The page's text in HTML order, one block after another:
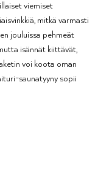
viemiset
mitkä varmasti
jouluissa pehmeät
isännät kiittävät,
voi koota oman
saunatyyny sopii